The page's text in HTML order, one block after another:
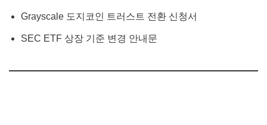
Grayscale 도지코인 트러스트 전환 신청서
SEC ETF 상장 기준 변경 안내문